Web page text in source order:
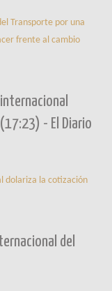
Transporte por una
frente al cambio
- El Diario
dolariza la cotización
del